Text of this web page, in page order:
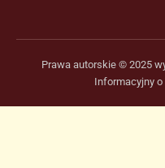
Prawa autorskie © 2025
Informacyjny